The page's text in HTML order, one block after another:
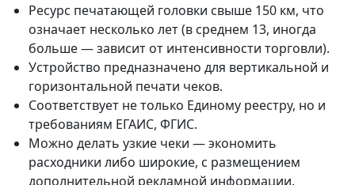
Ресурс печатающей головки свыше 150 км, что
означает несколько лет (в среднем 13, иногда
больше — зависит от интенсивности торговли).
Устройство предназначено для вертикальной и
горизонтальной печати чеков.
Соответствует не только Единому реестру, но и
требованиям ЕГАИС, ФГИС.
Можно делать узкие чеки — экономить
расходники либо широкие, с размещением
дополнительной рекламной информации.